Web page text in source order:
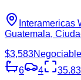
Interamericas
Guatemala,
$3,583Negociable
6
4 35.83